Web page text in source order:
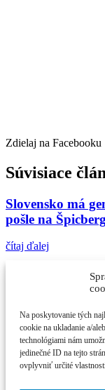
Na poskytovanie tých
cookie na ukladanie a/
technológiami nám
jedinečné ID na tejto
ovplyvniť určité
Zdielaj na Facebooku
Súvisiace
Slovensko má
pošle na
čítaj ďalej
Staré odrody sú
Vedecká
čítaj ďalej